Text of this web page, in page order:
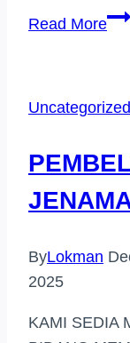
Read More
Uncategorized
ByLokman
2025
KAMI SEDIA